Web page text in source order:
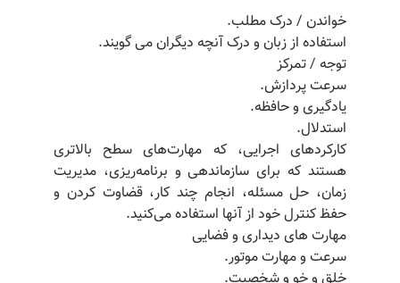
خواندن / درک مطلب.
استفاده از زبان و درک آنچه دیگران می گویند.
توجه / تمرکز
سرعت پردازش.
یادگیری و حافظه.
استدلال.
کارکردهای اجرایی، که مهارت‌های سطح بالاتری
هستند که برای سازماندهی و برنامه‌ریزی، مدیریت
زمان، حل مسئله، انجام چند کار، قضاوت کردن و
حفظ کنترل خود از آنها استفاده می‌کنید.
مهارت های دیداری و فضایی
سرعت و مهارت موتور.